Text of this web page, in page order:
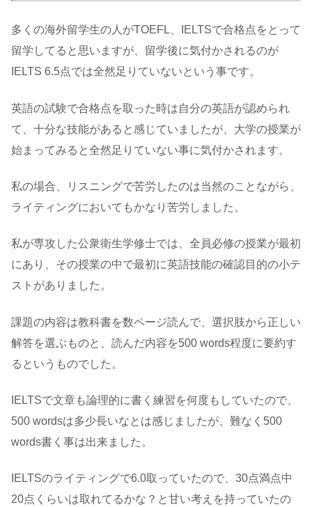
多くの海外留学生の人がTOEFL、IELTSで合格点をとって
留学してると思いますが、留学後に気付かされるのが
IELTS 6.5点では全然足りていないという事です。
英語の試験で合格点を取った時は自分の英語が認められ
て、十分な技能があると感じていましたが、大学の授業が
始まってみると全然足りていない事に気付かされます。
私の場合、リスニングで苦労したのは当然のことながら、
ライティングにおいてもかなり苦労しました。
私が専攻した公衆衛生学修士では、全員必修の授業が最初
にあり、その授業の中で最初に英語技能の確認目的の小テ
ストがありました。
課題の内容は教科書を数ページ読んで、選択肢から正しい
解答を選ぶものと、読んだ内容を500 words程度に要約す
るというものでした。
IELTSで文章も論理的に書く練習を何度もしていたので、
500 wordsは多少長いなとは感じましたが、難なく500
words書く事は出来ました。
IELTSのライティングで6.0取っていたので、30点満点中
20点くらいは取れてるかな？と甘い考えを持っていたの